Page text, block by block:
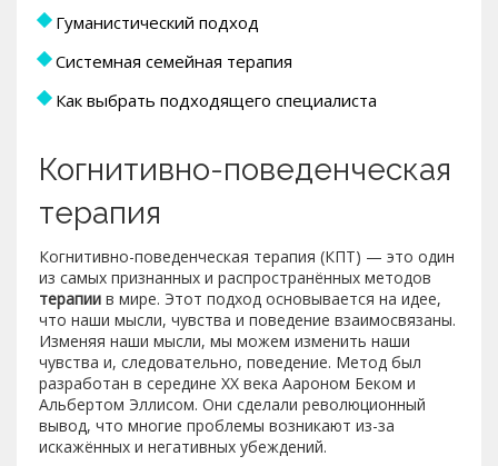
Гуманистический подход
Системная семейная терапия
Как выбрать подходящего специалиста
Когнитивно-поведенческая
терапия
Когнитивно-поведенческая терапия (КПТ) — это один
из самых признанных и распространённых методов
терапии в мире. Этот подход основывается на идее,
что наши мысли, чувства и поведение взаимосвязаны.
Изменяя наши мысли, мы можем изменить наши
чувства и, следовательно, поведение. Метод был
разработан в середине XX века Аароном Беком и
Альбертом Эллисом. Они сделали революционный
вывод, что многие проблемы возникают из-за
искажённых и негативных убеждений.